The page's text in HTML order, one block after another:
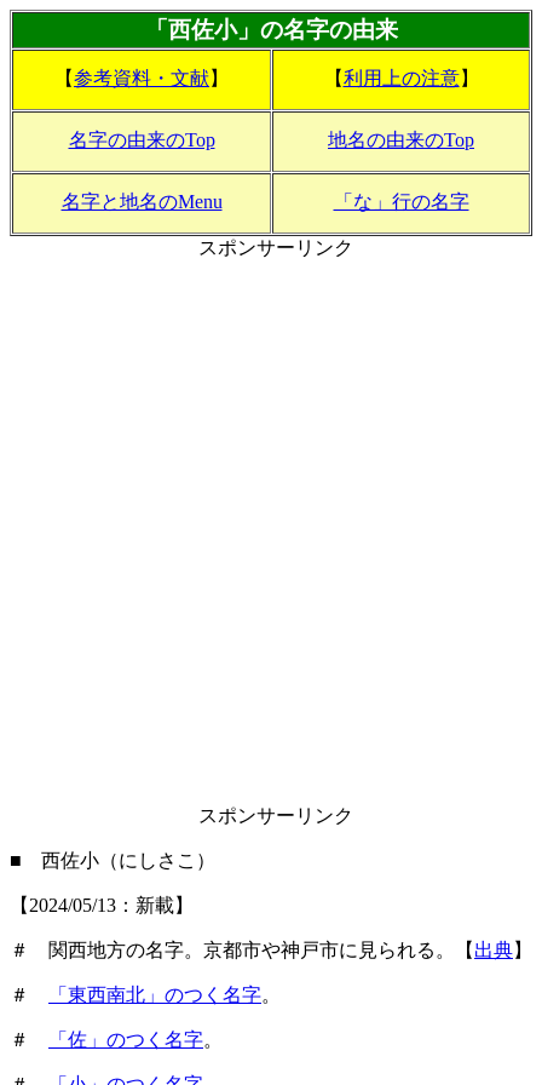
「西佐小」の名字の由来
【参考資料・文献】 【利用上の注意】
名字の由来のTop 地名の由来のTop
名字と地名のMenu 「な」行の名字
スポンサーリンク
スポンサーリンク
■ 西佐小（にしさこ）
【2024/05/13：新載】
＃ 関西地方の名字。京都市や神戸市に見られる。【 出典】
＃ 「東西南北」のつく名字。
＃ 「佐」のつく名字。